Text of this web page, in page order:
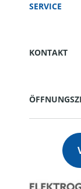
SERVICE
KONTAKT